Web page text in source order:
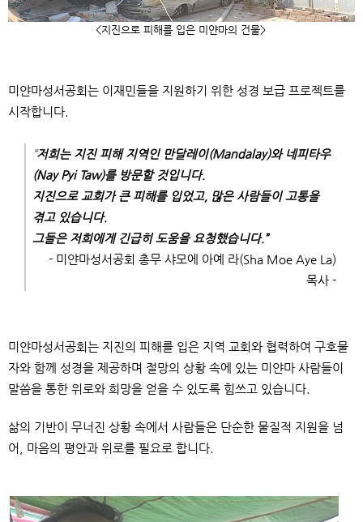
<지진으로 피해를 입은 미얀마의 건물>
미얀마성서공회는 이재민들을 지원하기 위한 성경 보급 프로젝트를
시작합니다.
“저희는 지진 피해 지역인 만달레이(Mandalay)와 네피타우
(Nay Pyi Taw)를 방문할 것입니다.
지진으로 교회가 큰 피해를 입었고, 많은 사람들이 고통을
겪고 있습니다.
그들은 저희에게 긴급히 도움을 요청했습니다.”
- 미얀마성서공회 총무 샤모에 아예 라(Sha Moe Aye La)
목사 -
미얀마성서공회는 지진의 피해를 입은 지역 교회와 협력하여 구호물
자와 함께 성경을 제공하며 절망의 상황 속에 있는 미얀마 사람들이
말씀을 통한 위로와 희망을 얻을 수 있도록 힘쓰고 있습니다.
삶의 기반이 무너진 상황 속에서 사람들은 단순한 물질적 지원을 넘
어
마음의 평안과 위로를 필요로 합니다.